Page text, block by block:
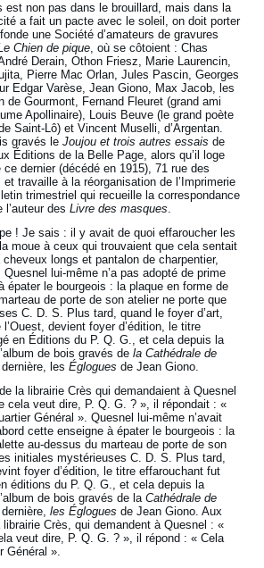
est non pas dans le brouillard, mais dans la
a fait un pacte avec le soleil, on doit porter
une Société d’amateurs de gravures
Chien de pique, où se côtoient : Chas
Derain, Othon Friesz, Marie Laurencin,
Pierre Mac Orlan, Jules Pascin, Georges
Edgar Varèse, Jean Giono, Max Jacob, les
de Gourmont, Fernand Fleuret (grand ami
Apollinaire), Louis Beuve (le grand poète
Saint-Lô) et Vincent Muselli, d’Argentan.
gravés leJoujou et trois autres essais de
Éditions de la Belle Page, alors qu’il loge
ce dernier (décédé en 1915), 71 rue des
travaille à la réorganisation de l’Imprimerie
trimestriel qui recueille la correspondance
l’auteur desLivre des masques.
! Je sais : il y avait de quoi effaroucher les
moue à ceux qui trouvaient que cela sentait
cheveux longs et pantalon de charpentier,
lui-même n’a pas adopté de prime
épater le bourgeois : la plaque en forme de
de porte de son atelier ne porte que
C. D. S. Plus tard, quand le foyer d’art,
devient foyer d’édition, le titre
en Éditions du P. Q. G., et cela depuis la
de bois gravés dela Cathédrale de
dernière, lesÉgloguesde Jean Giono.
la librairie Crès qui demandaient à Quesnel
cela veut dire, P. Q. G. ? », il répondait : «
Général ». Quesnel lui-même n’avait
cette enseigne à épater le bourgeois : la
au-dessus du marteau de porte de son
initiales mystérieuses C. D. S. Plus tard,
foyer d’édition, le titre effarouchant fut
éditions du P. Q. G., et cela depuis la
de bois gravés de laCathédrale de
dernière,les Églogues de Jean Giono. Aux
Crès, qui demandent à Quesnel : «
veut dire, P. Q. G. ? », il répond : « Cela
Général ».